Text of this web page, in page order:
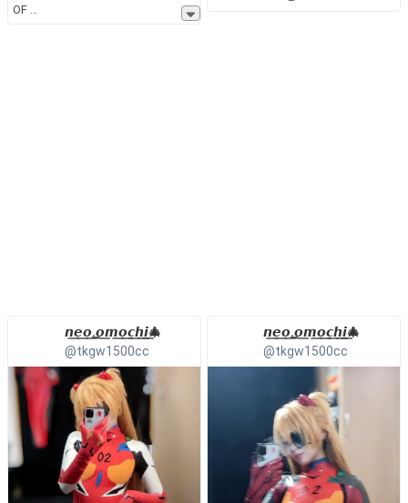
OF
𝙣͟𝙚͟𝙤͟.͟𝙤͟𝙢͟𝙤͟𝙘͟𝙝͟𝙞͟🎄
@tkgw1500cc
𝙣͟𝙚͟𝙤͟.͟𝙤͟𝙢͟𝙤͟𝙘͟𝙝͟𝙞͟🎄
@tkgw1500cc